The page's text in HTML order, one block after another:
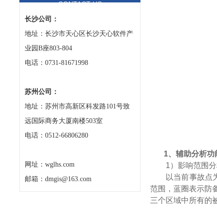
CONTACT US
长沙公司：
地址：长沙市天心区长沙天心软件产
业园B座803-804
电话：0731-81671998
苏州公司：
地址：苏州市高新区科发路101号致
远国际商务大厦南楼503室
电话：0512-66806280
网址：wglhs.com
邮箱：dmgis@163.com
1、辅助分析功
1）影响范围
以当前事故点
范围，蓝圈表示防
三个区域中所有的